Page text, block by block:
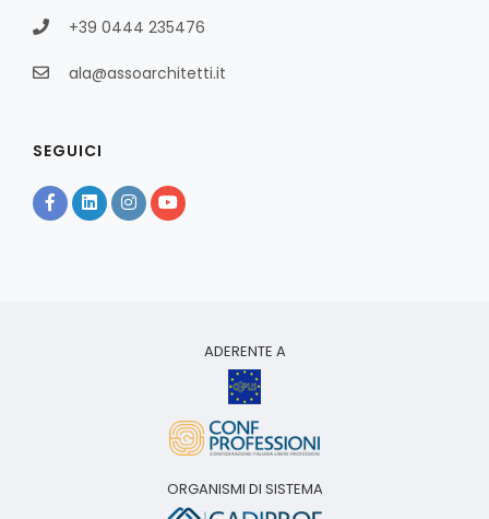
+39 0444 235476
ala@assoarchitetti.it
SEGUICI
ADERENTE A
ORGANISMI DI SISTEMA